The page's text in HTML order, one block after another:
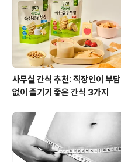
사무실 간식 추천: 직장인이 부담
없이 즐기기 좋은 간식 3가지